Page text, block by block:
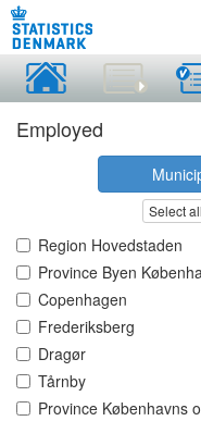
Employed
Select all
Region Hovedstaden
Province Byen
Copenhagen
Frederiksberg
Dragør
Tårnby
Province Københavns